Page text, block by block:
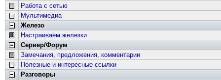
Работа с сетью
Мультимедиа
Железо
Настраиваем железки
Сервер/Форум
Замечания, предложения, комментарии
Полезные и интересные ссылки
Разговоры